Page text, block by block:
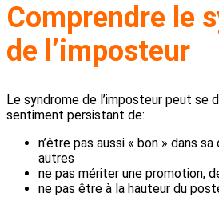
Comprendre le
de l’imposteur
Le syndrome de l’imposteur peut se
sentiment persistant de:
n’être pas aussi « bon » dans
autres
ne pas mériter une promotion,
ne pas être à la hauteur du